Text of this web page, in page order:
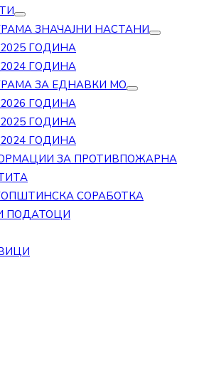
ЗНАЧАЈНИ НАСТАНИ
2025 ГОДИНА
2024 ГОДИНА
ЗА ЕДНАВКИ МО
2026 ГОДИНА
2025 ГОДИНА
2024 ГОДИНА
ЗА ПРОТИВПОЖАРНА
СОРАБОТКА
ПОДАТОЦИ